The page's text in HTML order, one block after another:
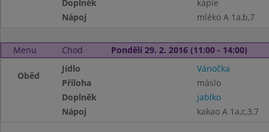
Doplněk
kápie
Nápoj
mléko A 1a,b,7
Menu Chod Pondělí 29. 2. 2016 (11:00 - 14:00)
Oběd
Jídlo
Vánočka
Příloha
máslo
Doplněk
jablko
Nápoj
kakao A 1a,c,3,7